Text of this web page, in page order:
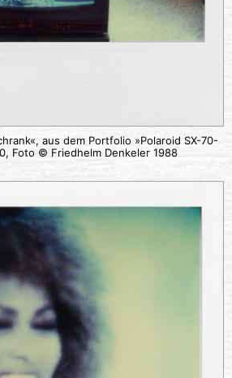
aus dem Portfolio »Polaroid SX-70-
Foto © Friedhelm Denkeler 1988